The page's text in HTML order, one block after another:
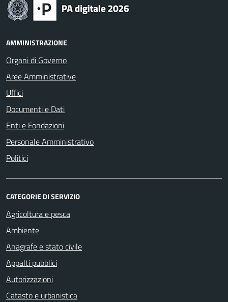
AMMINISTRAZIONE
Organi di Governo
Aree Amministrative
Uffici
Documenti e Dati
Enti e Fondazioni
Personale Amministrativo
Politici
CATEGORIE DI SERVIZIO
Agricoltura e pesca
Ambiente
Anagrafe e stato civile
Appalti pubblici
Autorizzazioni
Catasto e urbanistica